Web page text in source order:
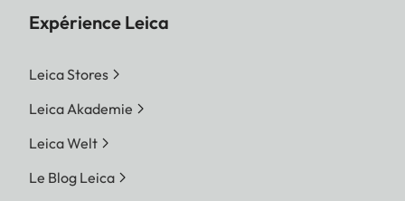
Expérience Leica
Leica Stores
Leica Akademie
Leica Welt
Le Blog Leica